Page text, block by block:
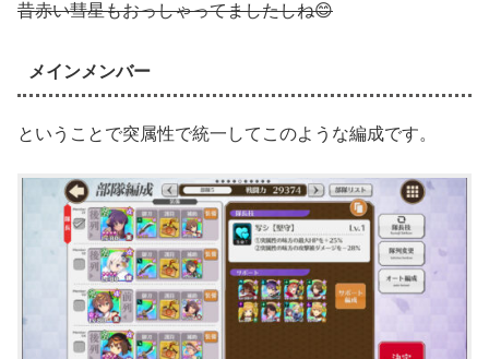
昔赤い彗星もおっしゃってましたしね😊
メインメンバー
ということで突属性で統一してこのような編成です。